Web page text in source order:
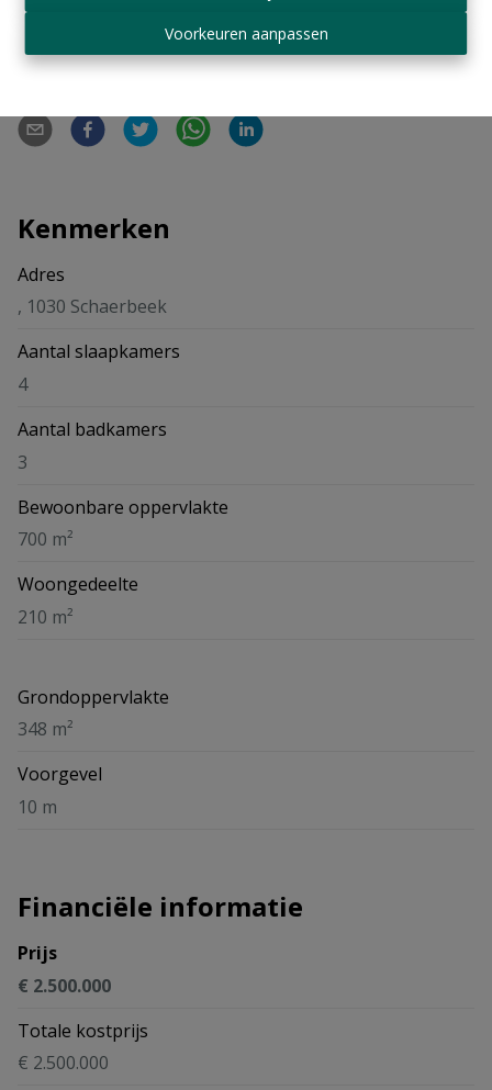
Voorkeuren aanpassen
Delen
Kenmerken
Adres
, 1030 Schaerbeek
Aantal slaapkamers
4
Aantal badkamers
3
Bewoonbare oppervlakte
700 m²
Woongedeelte
210 m²
Grondoppervlakte
348 m²
Voorgevel
10 m
Financiële informatie
Prijs
€ 2.500.000
Totale kostprijs
€ 2.500.000